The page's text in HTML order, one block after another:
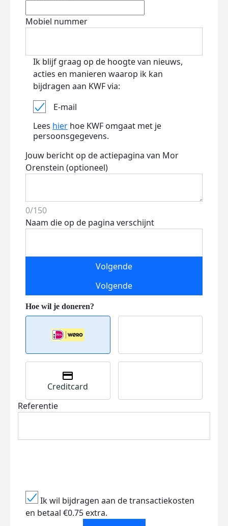
Mobiel nummer
Ik blijf graag op de hoogte van nieuws,
acties en manieren waarop ik kan
bijdragen aan KWF via:
E-mail
Lees hier hoe KWF omgaat met je
persoonsgegevens.
Jouw bericht op de actiepagina van Mor
Orenstein (optioneel)
0/150
Naam die op de pagina verschijnt
Volgende
Volgende
Creditcard
Referentie
Ik wil bijdragen aan de transactiekosten
en betaal €0.75 extra.